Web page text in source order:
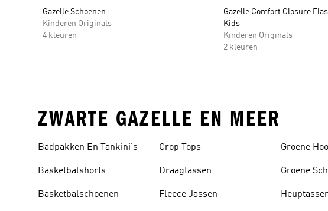
Gazelle Schoenen
Kinderen Originals
4 kleuren
Gazelle Comfort Closure
Kids
Kinderen Originals
2 kleuren
ZWARTE GAZELLE EN MEER
Badpakken En Tankini's
Basketbalshorts
Basketbalschoenen
Crop Tops
Draagtassen
Fleece Jassen
Groene
Groene